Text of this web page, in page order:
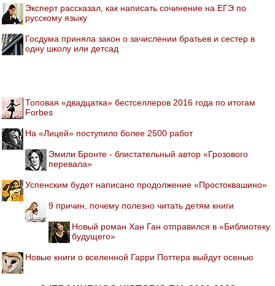
Эксперт рассказал, как написать сочинение на ЕГЭ по
русскому языку
Госдума приняла закон о зачислении братьев и сестер в
одну школу или детсад
Топовая «двадцатка» бестселлеров 2016 года по итогам
Forbes
На «Лицей» поступило более 2500 работ
Эмили Бронте - блистательный автор «Грозового
перевала»
Успенским будет написано продолжение «Простоквашино»
9 причин, почему полезно читать детям книги
Новый роман Хан Ган отправился в «Библиотеку
будущего»
Новые книги о вселенной Гарри Поттера выйдут осенью